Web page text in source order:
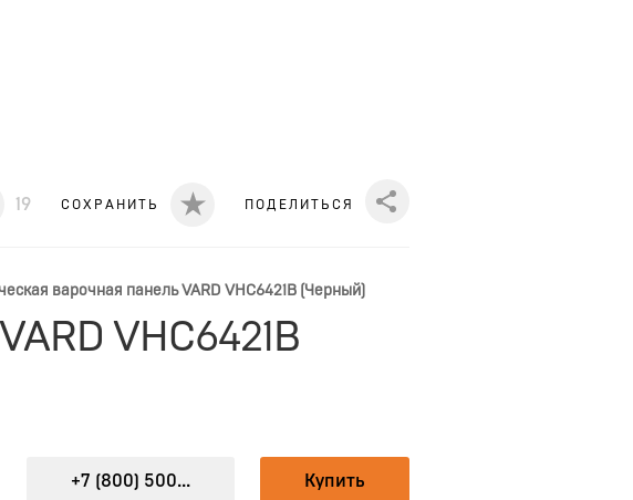
Share
ПОДЕЛИТЬСЯ
СОХРАНИТЬ
19
варочная панель VARD VHC6421B (Черный)
VHC6421B
Купить
+7 (800) 500...